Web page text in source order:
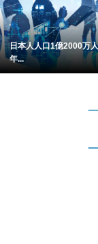
日本人人口1億2000万
年...